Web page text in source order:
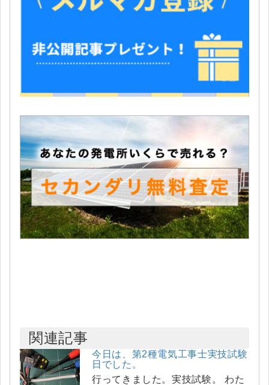
関連記事
今日は、第2種電気工事士実技試験
日でした。
行ってきました。実技試験。 わた